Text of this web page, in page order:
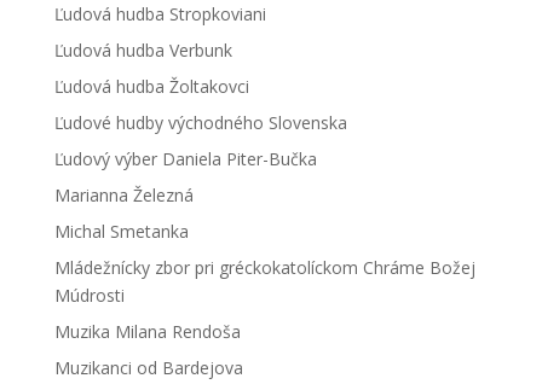
Ľudová hudba Stropkoviani
Ľudová hudba Verbunk
Ľudová hudba Žoltakovci
Ľudové hudby východného Slovenska
Ľudový výber Daniela Piter-Bučka
Marianna Železná
Michal Smetanka
Mládežnícky zbor pri gréckokatolíckom Chráme Božej
Múdrosti
Muzika Milana Rendoša
Muzikanci od Bardejova